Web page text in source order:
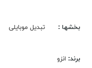
بخشها : تبدیل موبایلی
برند: انزو